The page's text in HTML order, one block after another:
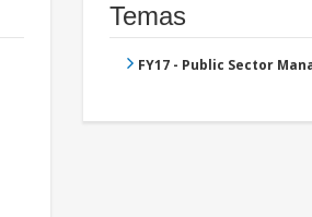
Temas
FY17 - Public Sector